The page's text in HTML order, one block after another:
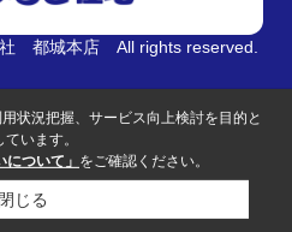
社 都城本店 All rights reserved.
状況把握、サービス向上検討を目的と
います。
について」 をご確認ください。
閉じる